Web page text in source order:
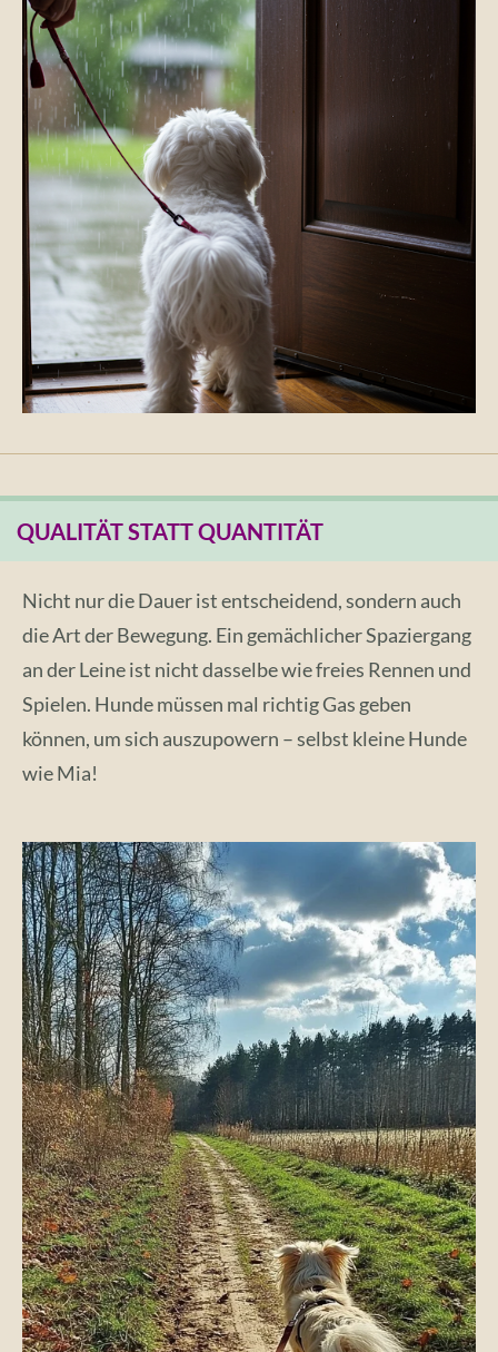
QUALITÄT STATT QUANTITÄT
Nicht nur die Dauer ist entscheidend, sondern auch
die Art der Bewegung. Ein gemächlicher Spaziergang
an der Leine ist nicht dasselbe wie freies Rennen und
Spielen. Hunde müssen mal richtig Gas geben
können, um sich auszupowern – selbst kleine Hunde
wie Mia!